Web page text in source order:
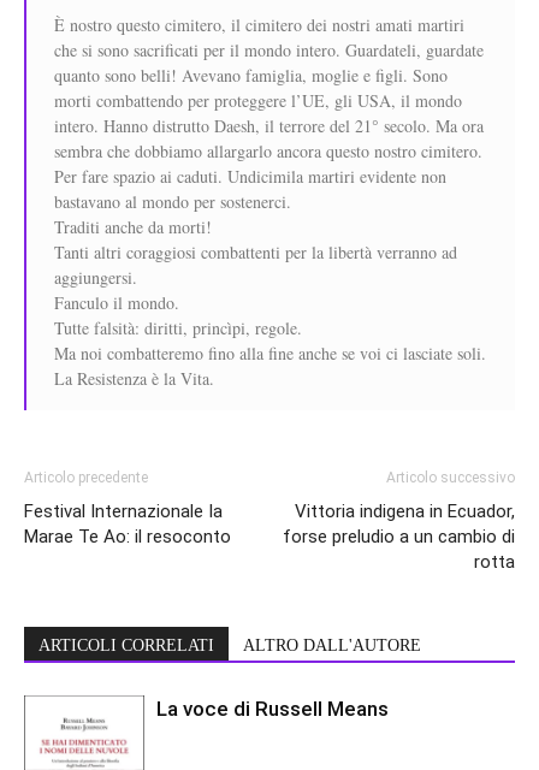
È nostro questo cimitero, il cimitero dei nostri amati martiri
che si sono sacrificati per il mondo intero. Guardateli, guardate
quanto sono belli! Avevano famiglia, moglie e figli. Sono
morti combattendo per proteggere l’UE, gli USA, il mondo
intero. Hanno distrutto Daesh, il terrore del 21° secolo. Ma ora
sembra che dobbiamo allargarlo ancora questo nostro cimitero.
Per fare spazio ai caduti. Undicimila martiri evidente non
bastavano al mondo per sostenerci.
Traditi anche da morti!
Tanti altri coraggiosi combattenti per la libertà verranno ad
aggiungersi.
Fanculo il mondo.
Tutte falsità: diritti, princìpi, regole.
Ma noi combatteremo fino alla fine anche se voi ci lasciate soli.
La Resistenza è la Vita.
Articolo precedente
Festival Internazionale Ia
Marae Te Ao: il resoconto
Articolo successivo
Vittoria indigena in Ecuador,
forse preludio a un cambio di
rotta
ARTICOLI CORRELATI ALTRO DALL'AUTORE
La voce di Russell Means